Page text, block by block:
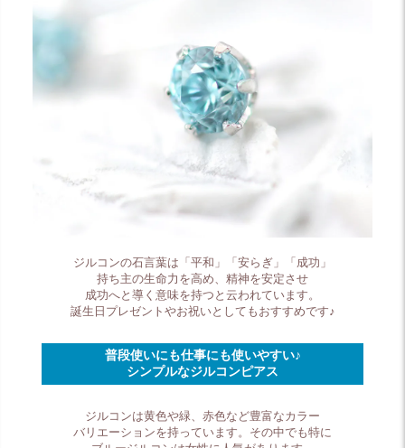
ジルコンの石言葉は「平和」「安らぎ」「成功」
持ち主の生命力を高め、精神を安定させ
成功へと導く意味を持つと云われています。
誕生日プレゼントやお祝いとしてもおすすめです♪
普段使いにも仕事にも使いやすい♪
シンプルなジルコンピアス
ジルコンは黄色や緑、赤色など豊富なカラー
バリエーションを持っています。その中でも特に